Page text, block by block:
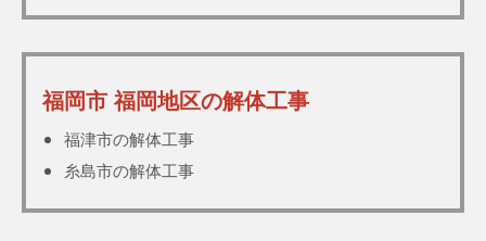
福岡市 福岡地区の解体工事
福津市の解体工事
糸島市の解体工事